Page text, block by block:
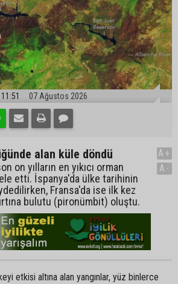
11:51 07 Ağustos 2026
alan küle döndü
on yılların en yıkıcı orman
etti. İspanya'da ülke tarihinin
Fransa'da ise ilk kez
bulutu (pironümbit) oluştu.
A+
A-
etkisi altına alan yangınlar, yüz binlerce